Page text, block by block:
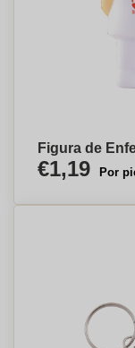
Figura de
€1,19 Por